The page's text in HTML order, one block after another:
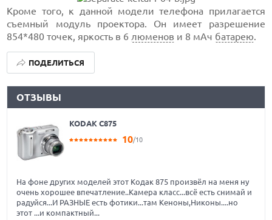
Кроме того, к данной модели телефона прилагается
съемный модуль проектора. Он имеет разрешение
854*480 точек, яркость в 6 люменов и 8 мАч батарею.
ПОДЕЛИТЬСЯ
ОТЗЫВЫ
KODAK C875
10/10
На фоне других моделей этот Кодак 875 произвёл на меня ну
очень хорошее впечатление..Камера класс...всё есть снимай и
радуйся...И РАЗНЫЕ есть фотики...там Кеноны,Никоны....но
этот ...и компактный...